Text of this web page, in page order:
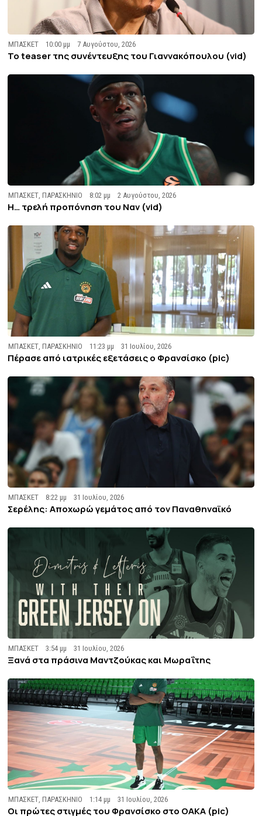
ΜΠΑΣΚΕΤ 10:00 μμ 7 Αυγούστου, 2026
To teaser της συνέντευξης του Γιαννακόπουλου (vid)
ΜΠΑΣΚΕΤ ,ΠΑΡΑΣΚΗΝΙΟ 8:02 μμ 2 Αυγούστου, 2026
Η… τρελή προπόνηση του Ναν (vid)
ΜΠΑΣΚΕΤ ,ΠΑΡΑΣΚΗΝΙΟ 11:23 μμ 31 Ιουλίου, 2026
Πέρασε από ιατρικές εξετάσεις ο Φρανσίσκο (pic)
ΜΠΑΣΚΕΤ 8:22 μμ 31 Ιουλίου, 2026
Σερέλης: Αποχωρώ γεμάτος από τον Παναθηναϊκό
ΜΠΑΣΚΕΤ 3:54 μμ 31 Ιουλίου, 2026
Ξανά στα πράσινα Μαντζούκας και Μωραΐτης
ΜΠΑΣΚΕΤ ,ΠΑΡΑΣΚΗΝΙΟ 1:14 μμ 31 Ιουλίου, 2026
Οι πρώτες στιγμές του Φρανσίσκο στο ΟΑΚΑ (pic)